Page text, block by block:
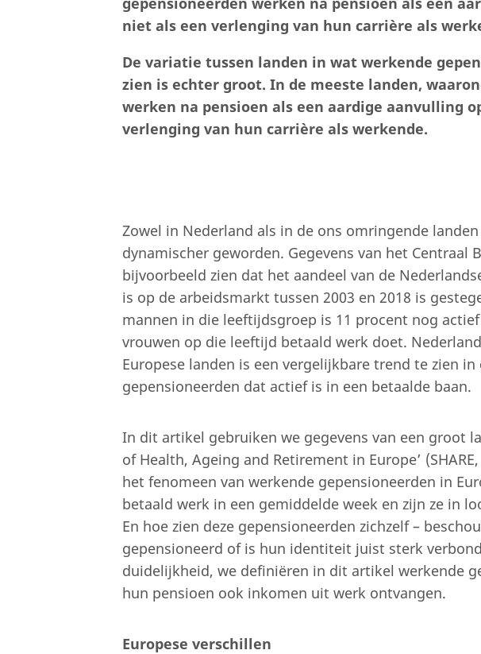
niet als een verlenging van hun carrière als
De variatie tussen landen in wat werkende
zien is echter groot. In de meeste landen,
werken na pensioen als een aardige aanvulling
verlenging van hun carrière als werkende.
Zowel in Nederland als in de ons omringende
dynamischer geworden. Gegevens van het Centraal
bijvoorbeeld zien dat het aandeel van de
is op de arbeidsmarkt tussen 2003 en 2018 is
mannen in die leeftijdsgroep is 11 procent nog
vrouwen op die leeftijd betaald werk doet.
Europese landen is een vergelijkbare trend te zien
gepensioneerden dat actief is in een betaalde baan.
In dit artikel gebruiken we gegevens van een groot
of Health, Ageing and Retirement in Europe’
het fenomeen van werkende gepensioneerden in
betaald werk in een gemiddelde week en zijn ze in
En hoe zien deze gepensioneerden zichzelf –
gepensioneerd of is hun identiteit juist sterk
duidelijkheid, we definiëren in dit artikel werkende
hun pensioen ook inkomen uit werk ontvangen.
Europese verschillen